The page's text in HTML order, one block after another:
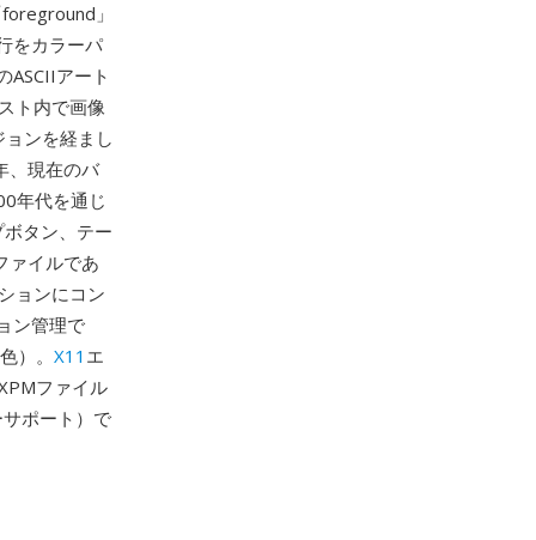
」
をカラーパ
ASCIIアート
ト内で画像
ンを経まし
、現在のバ
年代を通じ
タン、テー
ァイルであ
ョンにコン
ン管理で
）。 X11 エ
ファイル
ポート）で